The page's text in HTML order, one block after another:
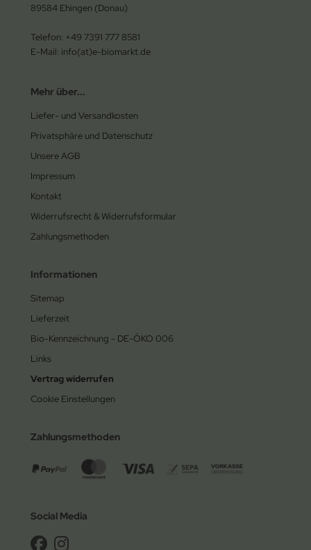
89584 Ehingen (Donau)
Telefon: +49 7391 777 8581
E-Mail: info(at)e-biomarkt.de
Mehr über...
Liefer- und Versandkosten
Privatsphäre und Datenschutz
Unsere AGB
Impressum
Kontakt
Widerrufsrecht & Widerrufsformular
Zahlungsmethoden
Informationen
Sitemap
Lieferzeit
Bio-Kennzeichnung - DE-ÖKO 006
Links
Vertrag widerrufen
Cookie Einstellungen
Zahlungsmethoden
Social Media